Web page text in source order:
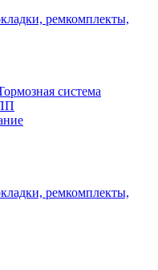
ремкомплекты,
система
ремкомплекты,